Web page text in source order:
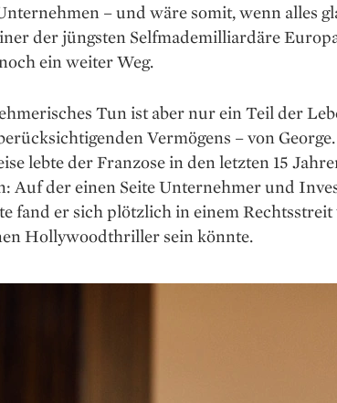
– und wäre somit, wenn alles
der jüngsten Selfmademilliardäre
ein weiter Weg.
Tun ist aber nur ein Teil der
Vermögens – von
lebte der Franzose in den ­letzten 15
Auf der einen Seite Unternehmer und
fand er sich plötzlich in einem
Hollywoodthriller sein könnte.